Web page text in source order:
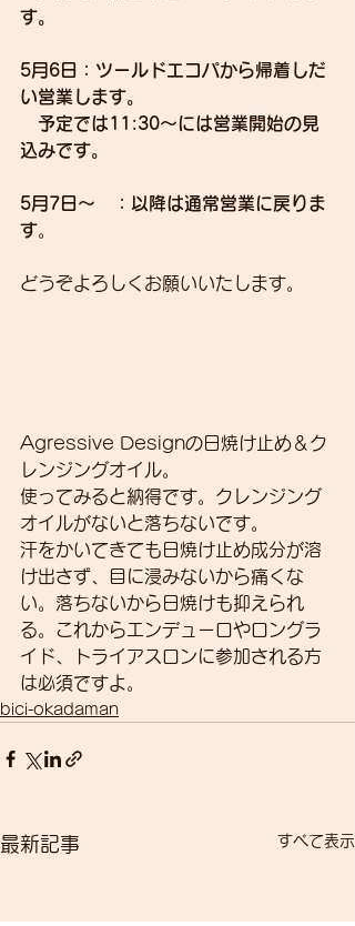
す。
5月6日：ツールドエコパから帰着しだ
い営業します。
予定では11:30～には営業開始の見
込みです。
5月7日～　：以降は通常営業に戻りま
す。
どうぞよろしくお願いいたします。
Agressive Designの日焼け止め＆ク
レンジングオイル。
使ってみると納得です。クレンジング
オイルがないと落ちないです。
汗をかいてきても日焼け止め成分が溶
け出さず、目に浸みないから痛くな
い。落ちないから日焼けも抑えられ
る。これからエンデューロやロングラ
イド、トライアスロンに参加される方
は必須ですよ。
bici-okadaman
最新記事 すべて表示